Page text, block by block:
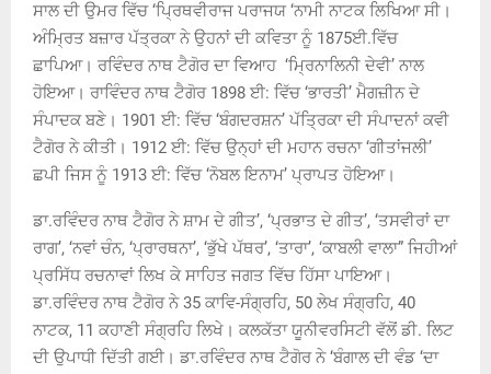
ਸਾਲ ਦੀ ਉਮਰ ਵਿੱਚ ‘ਪ੍ਰਿਥਵੀਰਾਜ ਪਰਾਜਯ ‘ਨਾਮੀ ਨਾਟਕ ਲਿਖਿਆ ਸੀ।
ਅੰਮ੍ਰਿਤ ਬਜ਼ਾਰ ਪੱਤ੍ਰਕਾ ਨੇ ਉਹਨਾਂ ਦੀ ਕਵਿਤਾ ਨੂੰ 1875ਈ.ਵਿੱਚ
ਛਾਪਿਆ। ਰਵਿੰਦਰ ਨਾਥ ਟੈਗੋਰ ਦਾ ਵਿਆਹ ‘ਮ੍ਰਿਨਾਲਿਨੀ ਦੇਵੀ’ ਨਾਲ
ਹੋਇਆ। ਰਾਵਿੰਦਰ ਨਾਥ ਟੈਗੋਰ 1898 ਈ: ਵਿੱਚ ‘ਭਾਰਤੀ’ ਮੈਗਜ਼ੀਨ ਦੇ
ਸੰਪਾਦਕ ਬਣੇ। 1901 ਈ: ਵਿੱਚ ‘ਬੰਗਦਰਸ਼ਨ’ ਪੱਤ੍ਰਿਕਾ ਦੀ ਸੰਪਾਦਨਾਂ ਕਵੀ
ਟੈਗੋਰ ਨੇ ਕੀਤੀ। 1912 ਈ: ਵਿੱਚ ਉਨ੍ਹਾਂ ਦੀ ਮਹਾਨ ਰਚਨਾ ‘ਗੀਤਾਂਜਲੀ’
ਛਪੀ ਜਿਸ ਨੂੰ 1913 ਈ: ਵਿੱਚ ‘ਨੋਬਲ ਇਨਾਮ’ ਪ੍ਰਾਪਤ ਹੋਇਆ।
ਡਾ.ਰਵਿੰਦਰ ਨਾਥ ਟੈਗੋਰ ਨੇ ਸ਼ਾਮ ਦੇ ਗੀਤ’, ‘ਪ੍ਰਭਾਤ ਦੇ ਗੀਤ’, ‘ਤਸਵੀਰਾਂ ਦਾ
ਰਾਗ’, ‘ਨਵਾਂ ਚੰਨ, ‘ਪ੍ਰਾਰਥਨਾ’, ‘ਭੁੱਖੇ ਪੱਥਰ’, ‘ਤਾਰਾ’, ‘ਕਾਬਲੀ ਵਾਲਾ” ਜਿਹੀਆਂ
ਪ੍ਰਸਿੱਧ ਰਚਨਾਵਾਂ ਲਿਖ ਕੇ ਸਾਹਿਤ ਜਗਤ ਵਿੱਚ ਹਿੱਸਾ ਪਾਇਆ।
ਡਾ.ਰਵਿੰਦਰ ਨਾਥ ਟੈਗੋਰ ਨੇ 35 ਕਾਵਿ-ਸੰਗ੍ਰਹਿ, 50 ਲੇਖ ਸੰਗ੍ਰਹਿ, 40
ਨਾਟਕ, 11 ਕਹਾਣੀ ਸੰਗ੍ਰਹਿ ਲਿਖੇ। ਕਲਕੱਤਾ ਯੂਨੀਵਰਸਿਟੀ ਵੱਲੋਂ ਡੀ. ਲਿਟ
ਦੀ ਉਪਾਧੀ ਦਿੱਤੀ ਗਈ। ਡਾ.ਰਵਿੰਦਰ ਨਾਥ ਟੈਗੋਰ ਨੇ ‘ਬੰਗਾਲ ਦੀ ਵੰਡ ‘ਦਾ